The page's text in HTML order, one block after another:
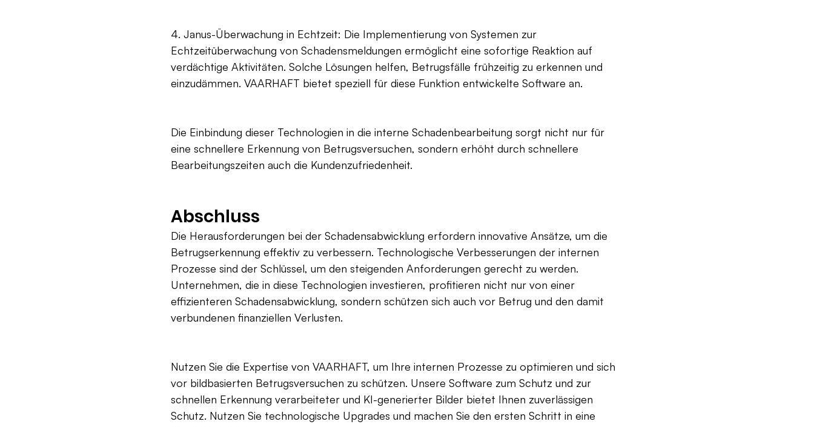
4. Janus-Überwachung in Echtzeit: Die Implementierung von Systemen zur
Echtzeitüberwachung von Schadensmeldungen ermöglicht eine sofortige Reaktion auf
verdächtige Aktivitäten. Solche Lösungen helfen, Betrugsfälle frühzeitig zu erkennen und
einzudämmen. VAARHAFT bietet speziell für diese Funktion entwickelte Software an.
Die Einbindung dieser Technologien in die interne Schadenbearbeitung sorgt nicht nur für
eine schnellere Erkennung von Betrugsversuchen, sondern erhöht durch schnellere
Bearbeitungszeiten auch die Kundenzufriedenheit.
Abschluss
Die Herausforderungen bei der Schadensabwicklung erfordern innovative Ansätze, um die
Betrugserkennung effektiv zu verbessern. Technologische Verbesserungen der internen
Prozesse sind der Schlüssel, um den steigenden Anforderungen gerecht zu werden.
Unternehmen, die in diese Technologien investieren, profitieren nicht nur von einer
effizienteren Schadensabwicklung, sondern schützen sich auch vor Betrug und den damit
verbundenen finanziellen Verlusten.
Nutzen Sie die Expertise von VAARHAFT, um Ihre internen Prozesse zu optimieren und sich
vor bildbasierten Betrugsversuchen zu schützen. Unsere Software zum Schutz und zur
schnellen Erkennung verarbeiteter und KI-generierter Bilder bietet Ihnen zuverlässigen
Schutz. Nutzen Sie technologische Upgrades und machen Sie den ersten Schritt in eine